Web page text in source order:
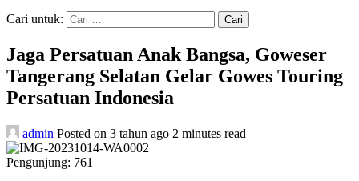
Cari untuk:
Jaga Persatuan Anak Bangsa, Goweser
Tangerang Selatan Gelar Gowes Touring
Persatuan Indonesia
admin Posted on 3 tahun ago 2 minutes read
Pengunjung: 761